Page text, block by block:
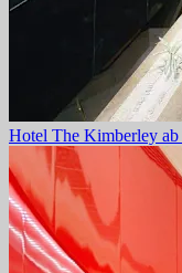
Hotel The Kimberley